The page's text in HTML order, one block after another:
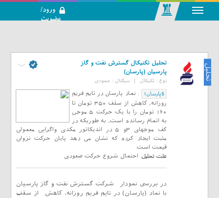
تحلیلی بازار
سرمایه
ورود/
عضویت
تحلیل
تحلیل تکنیکال گسترش نفت و گاز
پارسيان (پارسان)
نوع : تکنیکال | سیگنال : صعودی
$پارسان1 : نماد پارسان در تایم فریم
روزانه، کاهش از سقف ۳۵۰ تومان تا
۱۶۰ تومان را با یک حرکت ۵ موجی
به اتمام رسانده است، به طوریکه در
کف موجهای ۳و ۵ در اندیکاتور مکدی واگرایی معمولی
مثبت ایجاد کرده که نشان می دهد پایان حرکت نزولی
قیمت است.
علت تحلیل: احتمال شروع حرکت صعودی
در بررسی نمودار شرکت گسترش نفت و گاز پارسيان
با نماد (پارسان) در تایم فریم روزانه، کاهش از سقف